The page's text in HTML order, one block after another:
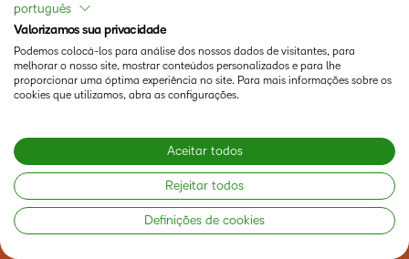
automatizados sem configuração manual na
interface do Brightspace.
Nov – Jan
Gerenciamento de idiomas:
suporte a idiomas expandido
português
Valorizamos sua privacidade
Podemos colocá-los para análise dos nossos dados de visitantes, para
melhorar o nosso site, mostrar conteúdos personalizados e para lhe
proporcionar uma óptima experiência no site. Para mais informações sobre os
cookies que utilizamos, abra as configurações.
Aceitar todos
Rejeitar todos
Definições de cookies